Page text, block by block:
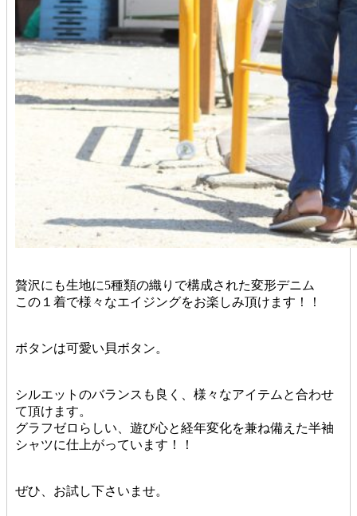
贅沢にも生地に5種類の織りで構成された変形デニム
この１着で様々なエイジングをお楽しみ頂けます！！
ボタンは可愛い貝ボタン。
シルエットのバランスも良く、様々なアイテムと合わせ
て頂けます。
グラフゼロらしい、遊び心と経年変化を兼ね備えた半袖
シャツに仕上がっています！！
ぜひ、お試し下さいませ。